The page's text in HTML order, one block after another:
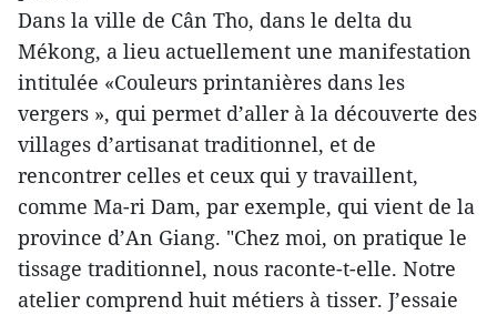
Dans la ville de Cân Tho, dans le delta du
Mékong, a lieu actuellement une manifestation
intitulée «Couleurs printanières dans les
vergers », qui permet d’aller à la découverte des
villages d’artisanat traditionnel, et de
rencontrer celles et ceux qui y travaillent,
comme Ma-ri Dam, par exemple, qui vient de la
province d’An Giang. "Chez moi, on pratique le
tissage traditionnel, nous raconte-t-elle. Notre
atelier comprend huit métiers à tisser. J’essaie